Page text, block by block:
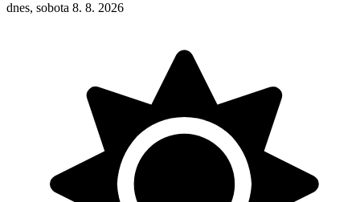
dnes, sobota 8. 8. 2026